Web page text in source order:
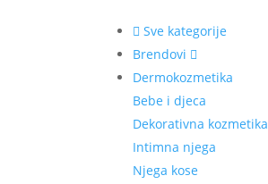
Sve kategorije
Brendovi
Dermokozmetika
Bebe i djeca
Dekorativna kozmetika
Intimna njega
Njega kose